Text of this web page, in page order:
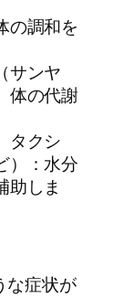
の調和を
サンヤ
体の代謝
タクシ
）：水分
助しま
な症状が